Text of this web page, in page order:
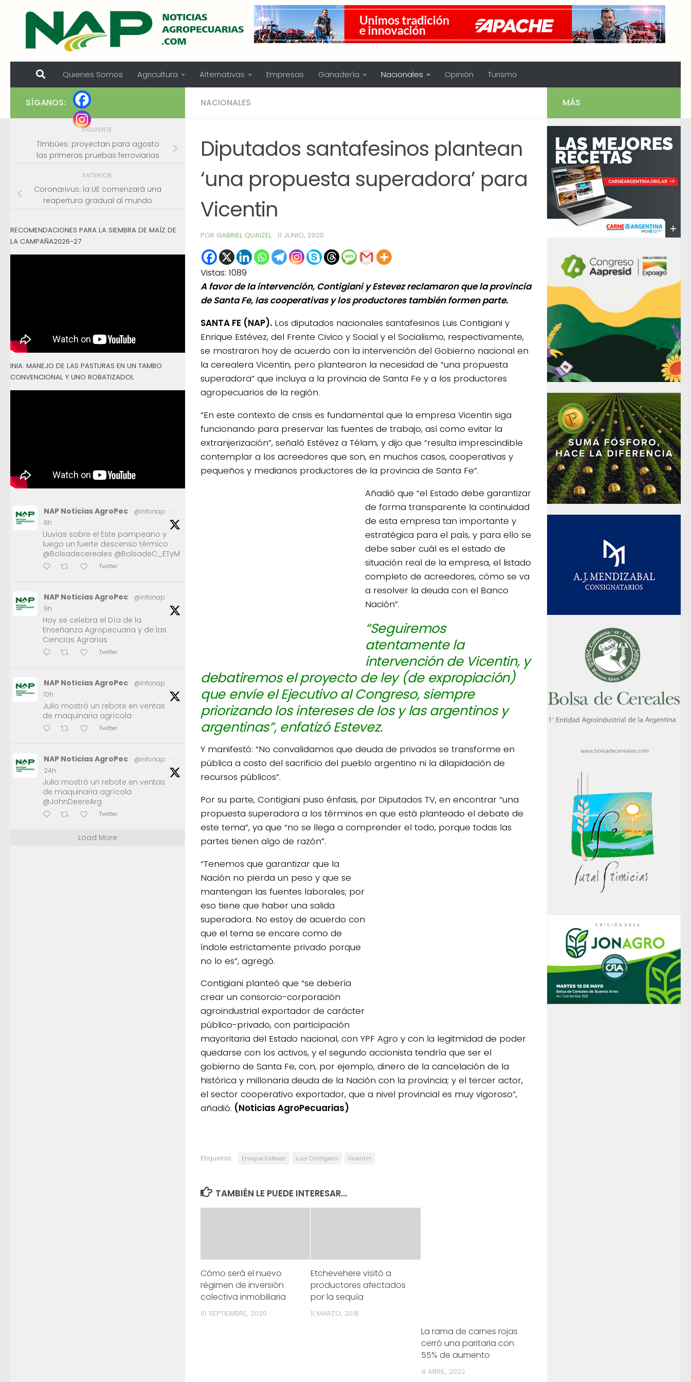
Skip to content
Quienes Somos Agricultura Alternativas Empresas Ganadería Nacionales Opinión Turismo
NACIONALES
Diputados santafesinos plantean
‘una propuesta superadora’ para
Vicentin
POR GABRIEL QUAIZEL · 11 JUNIO, 2020
Vistas: 1089
A favor de la intervención, Contigiani y Estevez reclamaron que la provincia
de Santa Fe, las cooperativas y los productores también formen parte.
SANTA FE (NAP). Los diputados nacionales santafesinos Luis Contigiani y
Enrique Estévez, del Frente Civico y Social y el Socialismo, respectivamente,
se mostraron hoy de acuerdo con la intervención del Gobierno nacional en
la cerealera Vicentin, pero plantearon la necesidad de “una propuesta
superadora” que incluya a la provincia de Santa Fe y a los productores
agropecuarios de la región.
“En este contexto de crisis es fundamental que la empresa Vicentin siga
funcionando para preservar las fuentes de trabajo, así como evitar la
extranjerización”, señaló Estévez a Télam, y dijo que “resulta imprescindible
contemplar a los acreedores que son, en muchos casos, cooperativas y
pequeños y medianos productores de la provincia de Santa Fe”.
Añadió que “el Estado debe garantizar
de forma transparente la continuidad
de esta empresa tan importante y
estratégica para el país, y para ello se
debe saber cuál es el estado de
situación real de la empresa, el listado
completo de acreedores, cómo se va
a resolver la deuda con el Banco
Nación”.
“Seguiremos
atentamente la
intervención de Vicentin, y
debatiremos el proyecto de ley (de expropiación)
que envíe el Ejecutivo al Congreso, siempre
priorizando los intereses de los y las argentinos y
argentinas”, enfatizó Estevez.
Y manifestó: “No convalidamos que deuda de privados se transforme en
pública a costo del sacrificio del pueblo argentino ni la dilapidación de
recursos públicos”.
Por su parte, Contigiani puso énfasis, por Diputados TV, en encontrar “una
propuesta superadora a los términos en que está planteado el debate de
este tema”, ya que “no se llega a comprender el todo, porque todas las
partes tienen algo de razón”.
“Tenemos que garantizar que la
Nación no pierda un peso y que se
mantengan las fuentes laborales; por
eso tiene que haber una salida
superadora. No estoy de acuerdo con
que el tema se encare como de
índole estrictamente privado porque
no lo es”, agregó.
Contigiani planteó que “se debería
crear un consorcio-corporación
agroindustrial exportador de carácter
público-privado, con participación
mayoritaria del Estado nacional, con YPF Agro y con la legitmidad de poder
quedarse con los activos, y el segundo accionista tendría que ser el
gobierno de Santa Fe, con, por ejemplo, dinero de la cancelación de la
histórica y millonaria deuda de la Nación con la provincia; y el tercer actor,
el sector cooperativo exportador, que a nivel provincial es muy vigoroso”,
añadió. (Noticias AgroPecuarias)
Etiquetas: Enrique Estevez Luis Contigiani Vicentin
TAMBIÉN LE PUEDE INTERESAR...
Cómo será el nuevo
régimen de inversión
colectiva inmobiliaria
10 SEPTIEMBRE, 2020
Etchevehere visitó a
productores afectados
por la sequía
11 MARZO, 2018
La rama de carnes rojas
cerró una paritaria con
55% de aumento
4 ABRIL, 2022
SÍGANOS:
SIGUIENTE
Timbúes: proyectan para agosto
las primeras pruebas ferroviarias
ANTERIOR
Coronarivus: la UE comenzará una
reapertura gradual al mundo
RECOMENDACIONES PARA LA SIEMBRA DE MAÍZ DE
LA CAMPAÑA2026-27
INIA: MANEJO DE LAS PASTURAS EN UN TAMBO
CONVENCIONAL Y UNO ROBATIZADOL
NAP Noticias AgroPec @infonap
·
8h
Lluvias sobre el Este pampeano y
luego un fuerte descenso térmico
@Bolsadecereales @BolsadeC_ETyM
Twitter
NAP Noticias AgroPec @infonap
·
9h
Hoy se celebra el Día de la
Enseñanza Agropecuaria y de las
Ciencias Agrarias
Twitter
NAP Noticias AgroPec @infonap
·
10h
Julio mostró un rebote en ventas
de maquinaria agrícola
Twitter
NAP Noticias AgroPec @infonap
·
24h
Julio mostró un rebote en ventas
de maquinaria agrícola
@JohnDeereArg
Twitter
Load More
MÁS